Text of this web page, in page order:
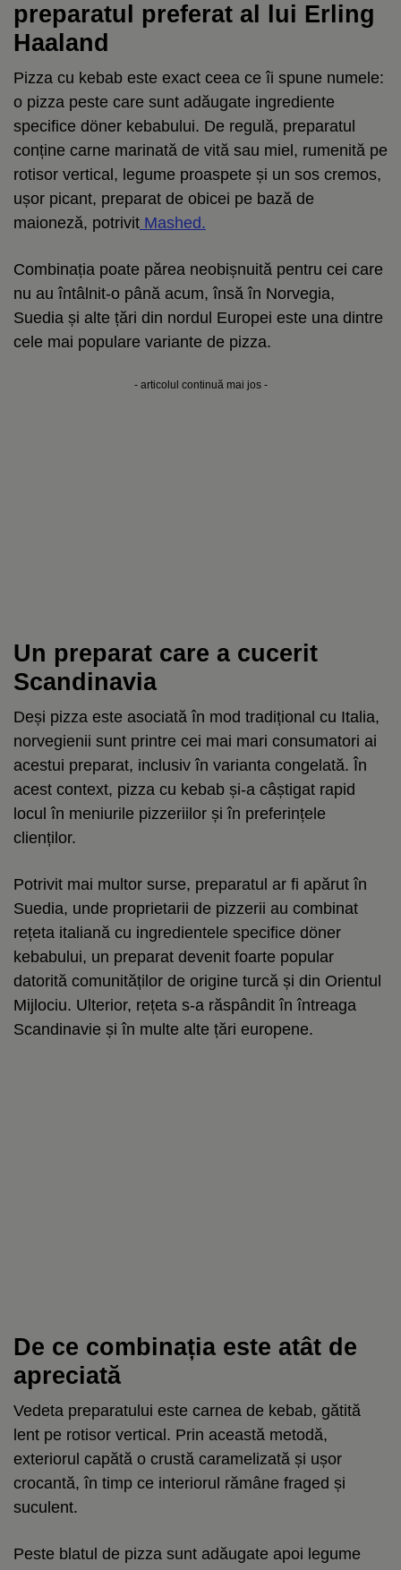
preparatul preferat al lui Erling
Haaland
Pizza cu kebab este exact ceea ce îi spune numele:
o pizza peste care sunt adăugate ingrediente
specifice döner kebabului. De regulă, preparatul
conține carne marinată de vită sau miel, rumenită pe
rotisor vertical, legume proaspete și un sos cremos,
ușor picant, preparat de obicei pe bază de
maioneză, potrivit Mashed.
Combinația poate părea neobișnuită pentru cei care
nu au întâlnit-o până acum, însă în Norvegia,
Suedia și alte țări din nordul Europei este una dintre
cele mai populare variante de pizza.
- articolul continuă mai jos -
Un preparat care a cucerit
Scandinavia
Deși pizza este asociată în mod tradițional cu Italia,
norvegienii sunt printre cei mai mari consumatori ai
acestui preparat, inclusiv în varianta congelată. În
acest context, pizza cu kebab și-a câștigat rapid
locul în meniurile pizzeriilor și în preferințele
clienților.
Potrivit mai multor surse, preparatul ar fi apărut în
Suedia, unde proprietarii de pizzerii au combinat
rețeta italiană cu ingredientele specifice döner
kebabului, un preparat devenit foarte popular
datorită comunităților de origine turcă și din Orientul
Mijlociu. Ulterior, rețeta s-a răspândit în întreaga
Scandinavie și în multe alte țări europene.
De ce combinația este atât de
apreciată
Vedeta preparatului este carnea de kebab, gătită
lent pe rotisor vertical. Prin această metodă,
exteriorul capătă o crustă caramelizată și ușor
crocantă, în timp ce interiorul rămâne fraged și
suculent.
Peste blatul de pizza sunt adăugate apoi legume